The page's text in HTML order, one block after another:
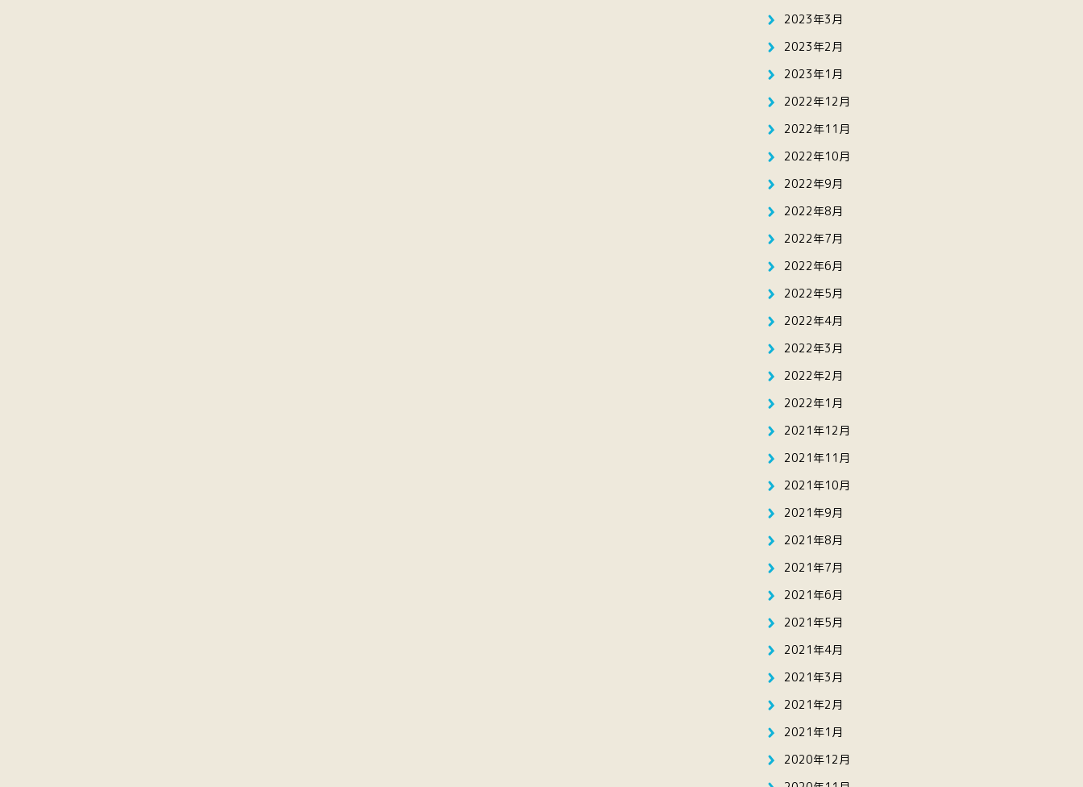
2023年3月
2023年2月
2023年1月
2022年12月
2022年11月
2022年10月
2022年9月
2022年8月
2022年7月
2022年6月
2022年5月
2022年4月
2022年3月
2022年2月
2022年1月
2021年12月
2021年11月
2021年10月
2021年9月
2021年8月
2021年7月
2021年6月
2021年5月
2021年4月
2021年3月
2021年2月
2021年1月
2020年12月